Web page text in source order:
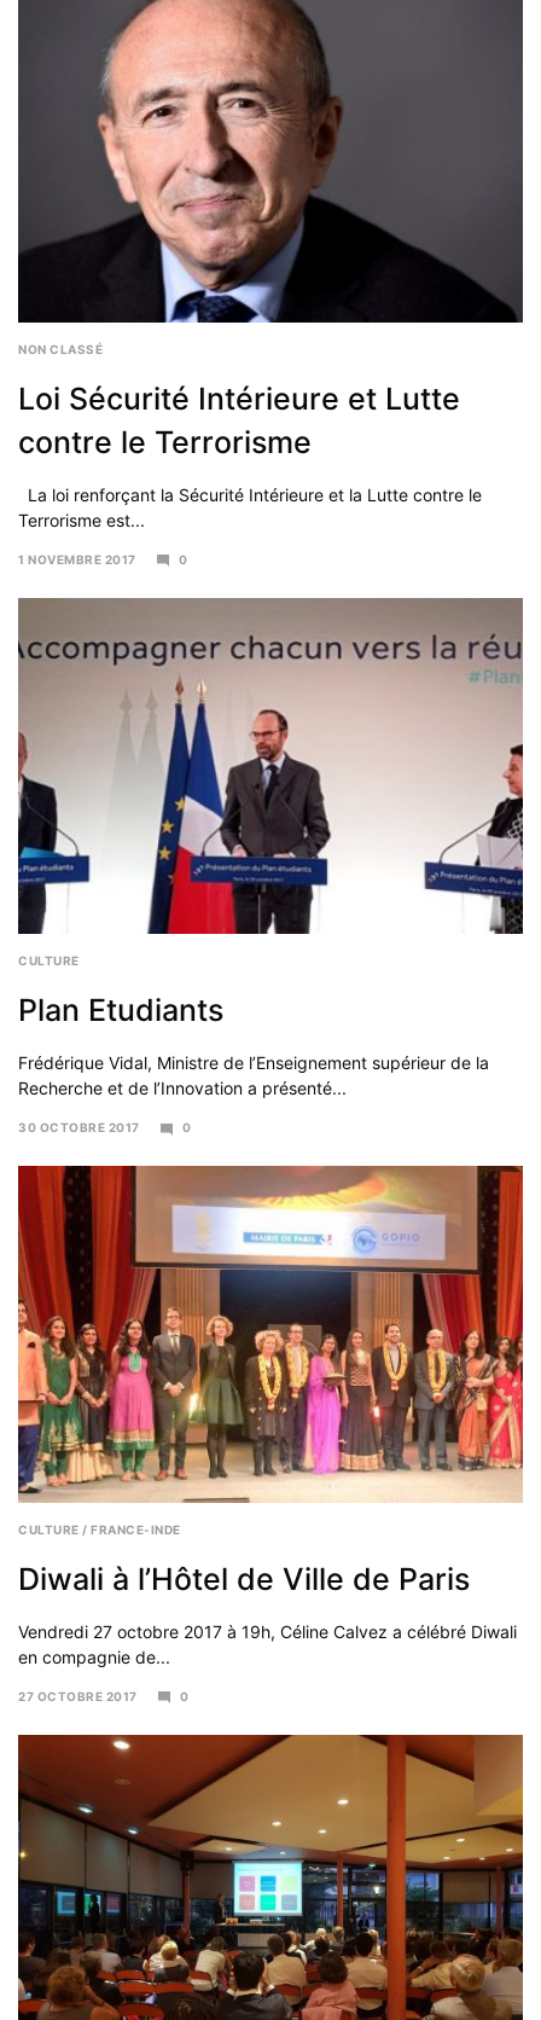
NON CLASSÉ
Loi Sécurité Intérieure et Lutte
contre le Terrorisme
La loi renforçant la Sécurité Intérieure et la Lutte contre le
Terrorisme est...
1 NOVEMBRE 2017
0
CULTURE
Plan Etudiants
Frédérique Vidal, Ministre de l’Enseignement supérieur de la
Recherche et de l’Innovation a présenté...
30 OCTOBRE 2017
0
CULTURE / FRANCE-INDE
Diwali à l’Hôtel de Ville de Paris
Vendredi 27 octobre 2017 à 19h, Céline Calvez a célébré Diwali
en compagnie de...
27 OCTOBRE 2017
0